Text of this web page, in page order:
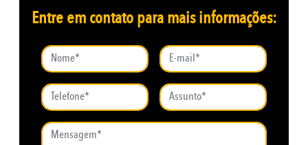
Entre em contato para mais informações: